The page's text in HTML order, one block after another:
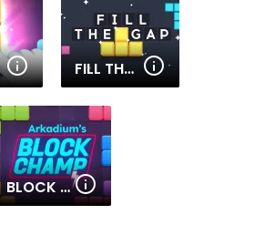
FILL THE GAP
BLOCK CHAMP